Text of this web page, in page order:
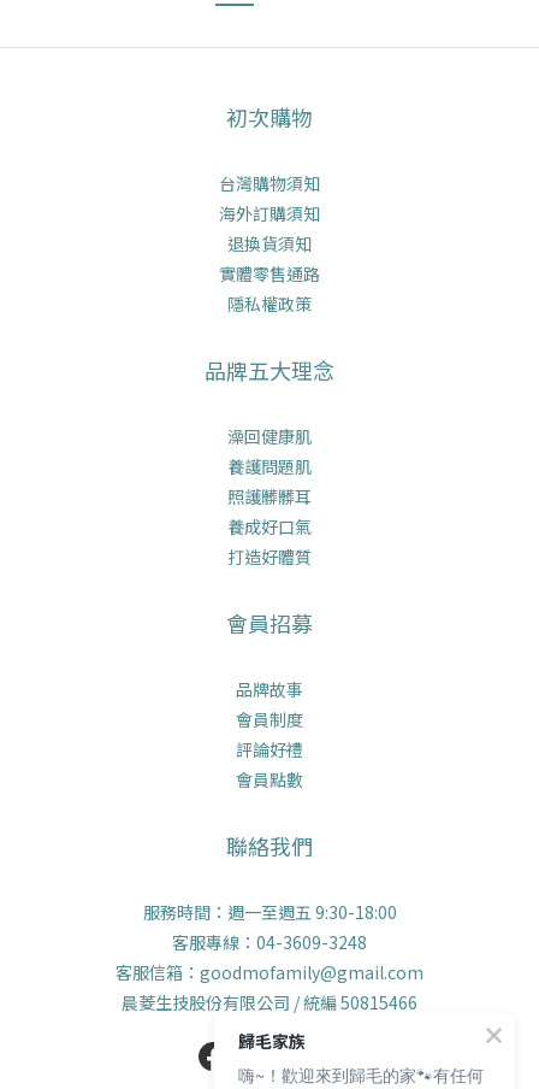
初次購物
台灣購物須知
海外訂購須知
退換貨須知
實體零售通路
隱私權政策
品牌五大理念
澡回健康肌
養護問題肌
照護髒髒耳
養成好口氣
打造好體質
會員招募
品牌故事
會員制度
評論好禮
會員點數
聯絡我們
服務時間：週一至週五 9:30-18:00
客服專線：04-3609-3248
客服信箱：goodmofamily@gmail.com
晨菱生技股份有限公司 / 統編 50815466
歸毛家族
嗨~！歡迎來到歸毛的家🐾有任何